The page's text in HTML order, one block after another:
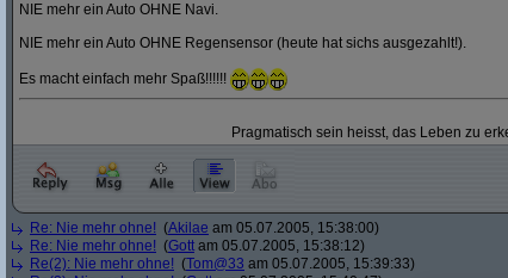
NIE mehr ein Auto OHNE Navi.
NIE mehr ein Auto OHNE Regensensor (heute hat sichs ausgezahlt!).
Es macht einfach mehr Spaß!!!!!!
Pragmatisch sein heisst, das Leben zu
Re: Nie mehr ohne! (Akilae am 05.07.2005, 15:38:00)
Re: Nie mehr ohne! (Gott am 05.07.2005, 15:38:12)
Re(2): Nie mehr ohne! (Tom@33 am 05.07.2005, 15:39:33)